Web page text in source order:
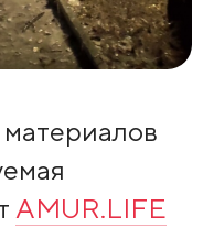
AMUR.LIFE